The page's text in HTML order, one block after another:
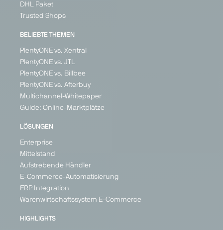
DHL Paket
Trusted Shops
BELIEBTE THEMEN
PlentyONE vs. Xentral
PlentyONE vs. JTL
PlentyONE vs. Billbee
PlentyONE vs. Afterbuy
Multichannel-Whitepaper
Guide: Online-Marktplätze
LÖSUNGEN
Enterprise
Mittelstand
Aufstrebende Händler
E-Commerce-Automatisierung
ERP Integration
Warenwirtschaftssystem E-Commerce
HIGHLIGHTS